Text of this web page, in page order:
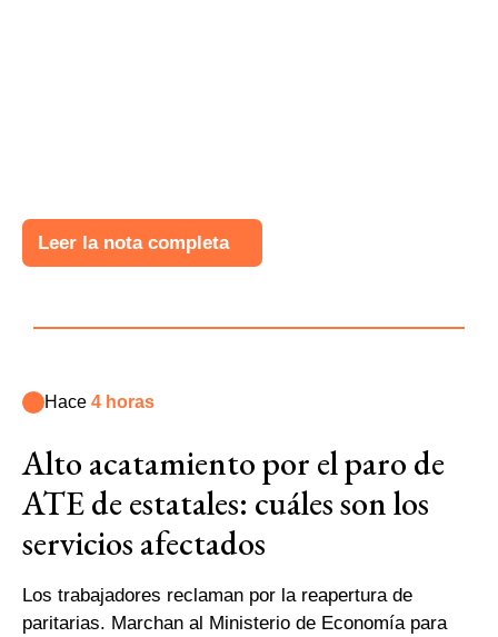
Leer la nota completa
Hace 4 horas
Alto acatamiento por el paro de
ATE de estatales: cuáles son los
servicios afectados
Los trabajadores reclaman por la reapertura de
paritarias. Marchan al Ministerio de Economía para